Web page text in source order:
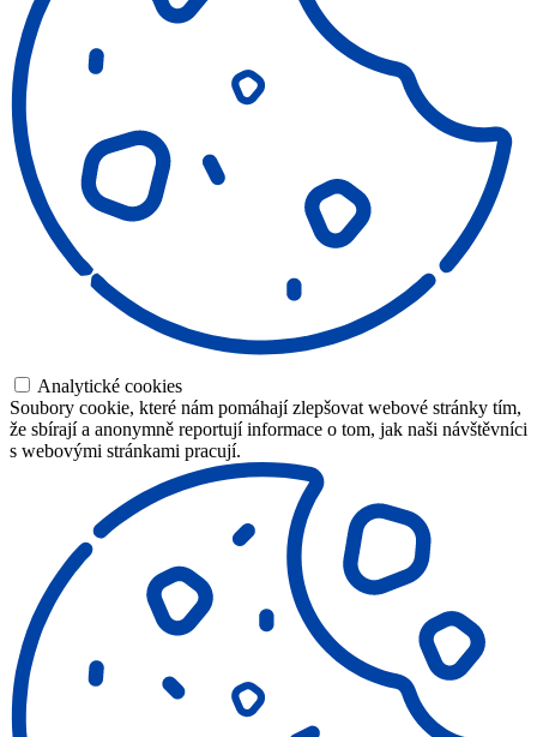
Analytické cookies
Soubory cookie, které nám pomáhají zlepšovat webové stránky tím,
že sbírají a anonymně reportují informace o tom, jak naši návštěvníci
s webovými stránkami pracují.